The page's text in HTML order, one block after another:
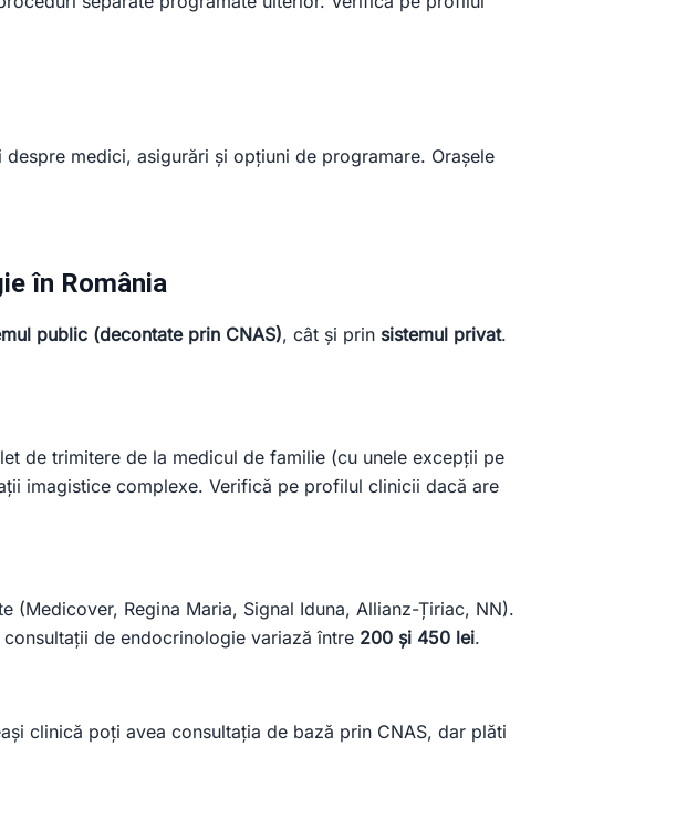
medici, asigurări și opțiuni de programare. Orașele
în România
public (decontate prin CNAS), cât și prin sistemul privat.
de trimitere de la medicul de familie (cu unele excepții pe
imagistice complexe. Verifică pe profilul clinicii dacă are
(Medicover, Regina Maria, Signal Iduna, Allianz-Țiriac, NN).
de endocrinologie variază între 200 și 450 lei.
clinică poți avea consultația de bază prin CNAS, dar plăti